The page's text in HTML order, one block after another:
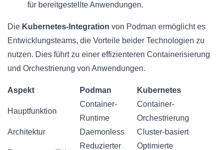
für bereitgestellte Anwendungen.
Die Kubernetes-Integration von Podman ermöglicht es
Entwicklungsteams, die Vorteile beider Technologien zu
nutzen. Dies führt zu einer effizienteren Containerisierung
und Orchestrierung von Anwendungen.
Aspekt Podman Kubernetes
Hauptfunktion
Container-
Runtime
Container-
Orchestrierung
Architektur
Daemonless Cluster-basiert
Reduzierter
Optimierte